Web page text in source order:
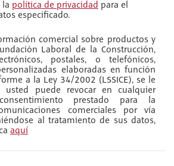
la política de privacidad para el
especificado.
comercial sobre productos y
Laboral de la Construcción,
postales, o telefónicos,
elaboradas en función
a la Ley 34/2002 (LSSICE), se le
puede revocar en cualquier
prestado para la
comerciales por vía
al tratamiento de sus datos,
aquí